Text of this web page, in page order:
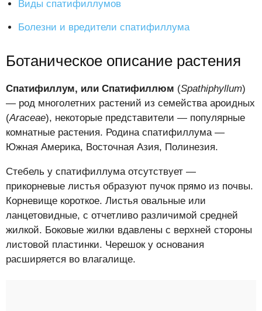
Виды спатифиллумов
Болезни и вредители спатифиллума
Ботаническое описание растения
Спатифиллум, или Спатифиллюм (Spathiphyllum)
— род многолетних растений из семейства ароидных
(Araceae), некоторые представители — популярные
комнатные растения. Родина спатифиллума —
Южная Америка, Восточная Азия, Полинезия.
Стебель у спатифиллума отсутствует —
прикорневые листья образуют пучок прямо из почвы.
Корневище короткое. Листья овальные или
ланцетовидные, с отчетливо различимой средней
жилкой. Боковые жилки вдавлены с верхней стороны
листовой пластинки. Черешок у основания
расширяется во влагалище.